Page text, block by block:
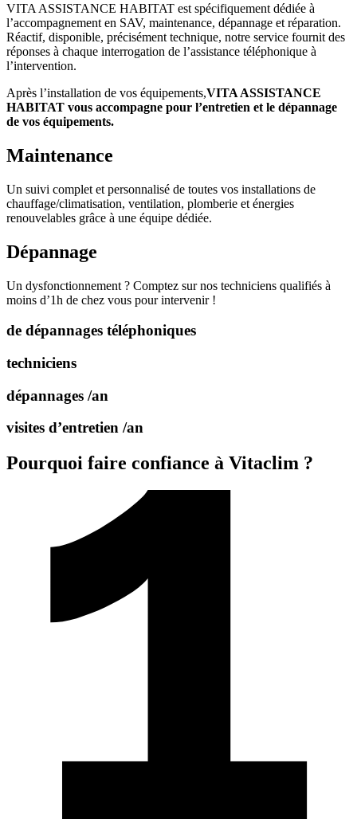
VITA ASSISTANCE HABITAT est spécifiquement dédiée à
l’accompagnement en SAV, maintenance, dépannage et réparation.
Réactif, disponible, précisément technique, notre service fournit des
réponses à chaque interrogation de l’assistance téléphonique à
l’intervention.
Après l’installation de vos équipements,VITA ASSISTANCE
HABITAT vous accompagne pour l’entretien et le dépannage
de vos équipements.
Maintenance
Un suivi complet et personnalisé de toutes vos installations de
chauffage/climatisation, ventilation, plomberie et énergies
renouvelables grâce à une équipe dédiée.
Dépannage
Un dysfonctionnement ? Comptez sur nos techniciens qualifiés à
moins d’1h de chez vous pour intervenir !
de dépannages téléphoniques
techniciens
dépannages /an
visites d’entretien /an
Pourquoi faire confiance à Vitaclim ?